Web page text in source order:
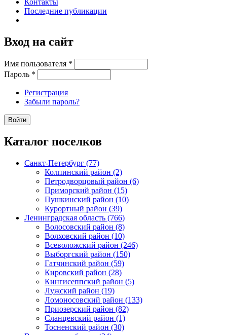
Последние публикации
Вход на сайт
Имя пользователя *
Пароль *
Регистрация
Забыли пароль?
Каталог поселков
Санкт-Петербург (77)
Колпинский район (2)
Петродворцовый район (6)
Приморский район (15)
Пушкинский район (10)
Курортный район (39)
Ленинградская область (766)
Волосовский район (8)
Волховский район (10)
Всеволожский район (246)
Выборгский район (150)
Гатчинский район (59)
Кировский район (28)
Кингисеппский район (5)
Лужский район (19)
Ломоносовский район (133)
Приозерский район (82)
Сланцевский район (1)
Тосненский район (30)